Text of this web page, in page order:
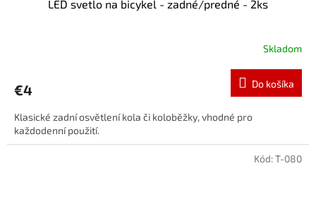
LED svetlo na bicykel - zadné/predné - 2ks
Skladom
€4 Do košíka
Klasické zadní osvětlení kola či koloběžky, vhodné pro
každodenní použití.
Kód:T-080